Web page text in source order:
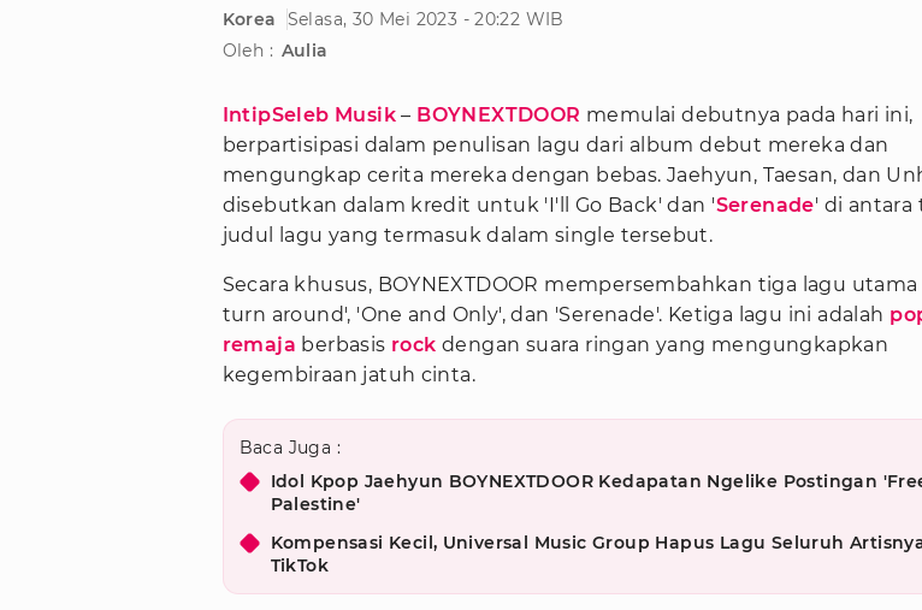
Korea
Selasa, 30 Mei 2023 - 20:22 WIB
Oleh : Aulia
IntipSeleb Musik– BOYNEXTDOOR memulai debutnya pada hari ini,
berpartisipasi dalam penulisan lagu dari album debut mereka dan
mengungkap cerita mereka dengan bebas. Jaehyun, Taesan, dan
disebutkan dalam kredit untuk 'I'll Go Back' dan 'Serenade' di antara
judul lagu yang termasuk dalam single tersebut.
Secara khusus, BOYNEXTDOOR mempersembahkan tiga lagu utama
turn around', 'One and Only', dan 'Serenade'. Ketiga lagu ini adalah
remaja berbasis rock dengan suara ringan yang mengungkapkan
kegembiraan jatuh cinta.
Baca Juga :
Idol Kpop Jaehyun BOYNEXTDOOR Kedapatan Ngelike Postingan
Palestine'
Kompensasi Kecil, Universal Music Group Hapus Lagu Seluruh
TikTok